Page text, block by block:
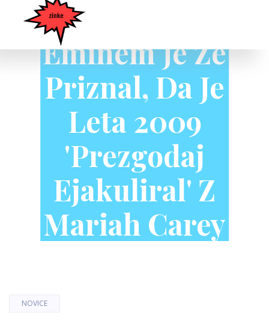
Eminem Je Že
Priznal, Da Je
Leta 2009
'prezgodaj
Ejakuliral' Z
Mariah Carey
NOVICE